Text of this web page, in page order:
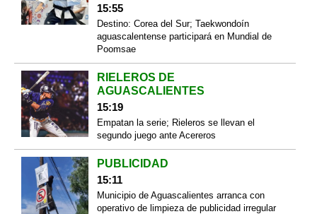
15:55
Destino: Corea del Sur; Taekwondoín
aguascalentense participará en Mundial de
Poomsae
RIELEROS DE
AGUASCALIENTES
15:19
Empatan la serie; Rieleros se llevan el
segundo juego ante Acereros
PUBLICIDAD
15:11
Municipio de Aguascalientes arranca con
operativo de limpieza de publicidad irregular